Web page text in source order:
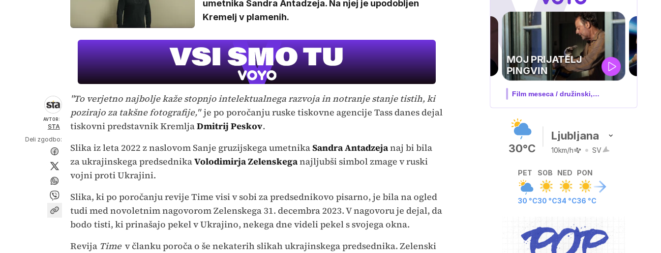
umetnika Sandra Antadzeja. Na njej je upodobljen
Kremelj v plamenih.
AVTOR:
STA
Deli zgodbo:
"To verjetno najbolje kaže stopnjo intelektualnega razvoja in notranje stanje tistih, ki
pozirajo za takšne fotografije,"je po poročanju ruske tiskovne agencije Tass danes dejal
tiskovni predstavnik KremljaDmitrij Peskov.
Slika iz leta 2022 z naslovom Sanje gruzijskega umetnikaSandra Antadzejanaj bi bila
za ukrajinskega predsednikaVolodimirja Zelenskeganajljubši simbol zmage v ruski
vojni proti Ukrajini.
Slika, ki po poročanju revije Time visi v sobi za predsednikovo pisarno, je bila na ogled
tudi med novoletnim nagovorom Zelenskega 31. decembra 2023. V nagovoru je dejal, da
bodo tisti, ki prinašajo pekel v Ukrajino, nekega dne videli pekel s svojega okna.
Revija Time v članku poroča o še nekaterih slikah ukrajinskega predsednika. Zelenski
MOJ PRIJATELJ
PINGVIN
Film meseca / družinski,
pustolovski
UEFA
SUPERPOKAL
V živo na VOYO: sreda ob 20.30
30°C
Ljubljana
10km/h SV
PET
30 °C
SOB
30 °C
NED
34 °C
PON
36 °C